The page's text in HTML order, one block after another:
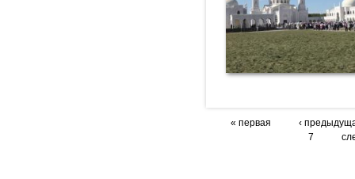
« первая
‹
7